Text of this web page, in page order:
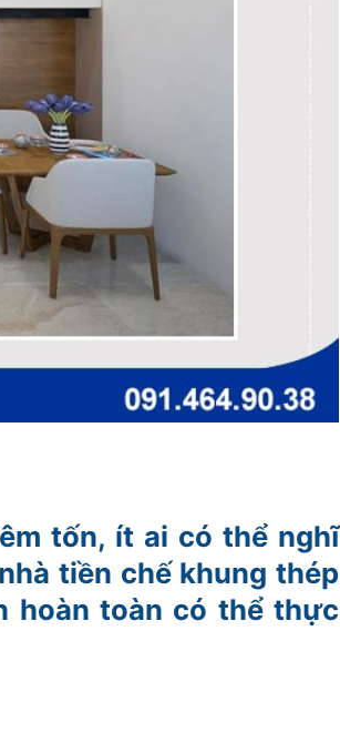
tốn, ít ai có thể nghĩ
tiền chế khung thép
hoàn toàn có thể thực